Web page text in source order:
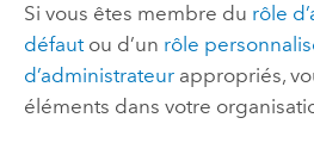
Si vous êtes membre du rôle
défautou d’un rôle
d’administrateurappropriés,
éléments dans votre